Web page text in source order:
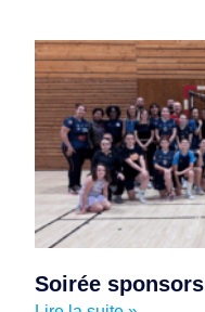
Soirée sponsors